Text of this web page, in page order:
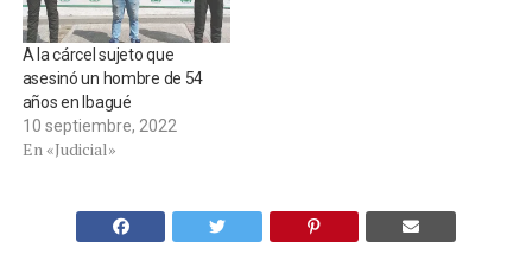
A la cárcel sujeto que
asesinó un hombre de 54
años en Ibagué
10 septiembre, 2022
En «Judicial»